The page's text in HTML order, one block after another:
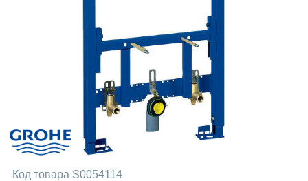
Код товара S0054114